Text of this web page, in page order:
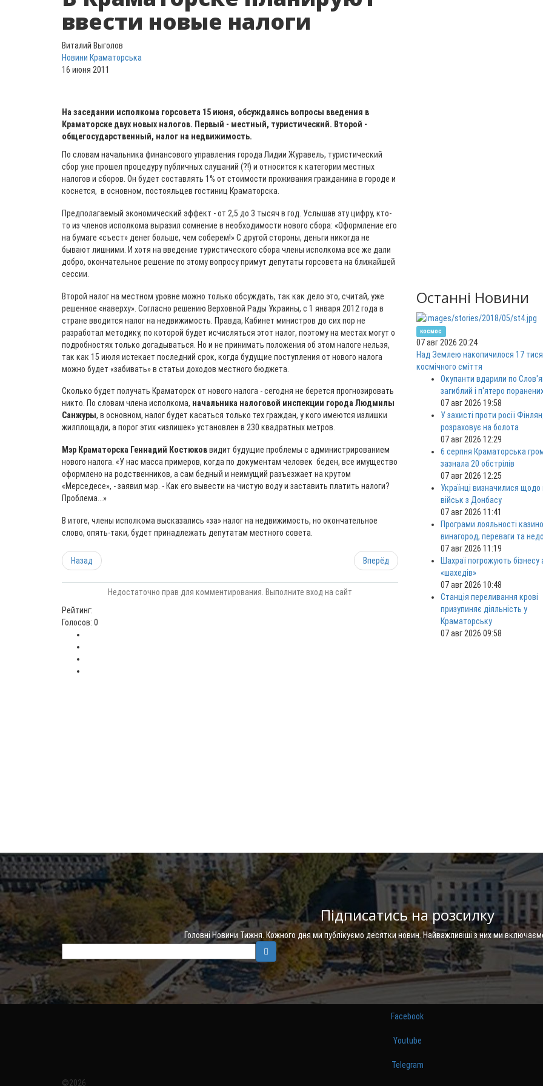
ввести новые налоги
Виталий Выголов
Новини Краматорська
16 июня 2011
На заседании исполкома горсовета 15 июня, обсуждались вопросы введения в
Краматорске двух новых налогов. Первый - местный, туристический. Второй -
общегосударственный, налог на недвижимость.
По словам начальника финансового управления города Лидии Журавель, туристический
сбор уже прошел процедуру публичных слушаний (?!) и относится к категории местных
налогов и сборов. Он будет составлять 1% от стоимости проживания гражданина в городе и
коснется, в основном, постояльцев гостиниц Краматорска.
Предполагаемый экономический эффект - от 2,5 до 3 тысяч в год. Услышав эту цифру, кто-
то из членов исполкома выразил сомнение в необходимости нового сбора: «Оформление его
на бумаге «съест» денег больше, чем соберем!» С другой стороны, деньги никогда не
бывают лишними. И хотя на введение туристического сбора члены исполкома все же дали
добро, окончательное решение по этому вопросу примут депутаты горсовета на ближайшей
сессии.
Второй налог на местном уровне можно только обсуждать, так как дело это, считай, уже
решенное «наверху». Согласно решению Верховной Рады Украины, с 1 января 2012 года в
стране вводится налог на недвижимость. Правда, Кабинет министров до сих пор не
разработал методику, по которой будет исчисляться этот налог, поэтому на местах могут о
подробностях только догадываться. Но и не принимать положения об этом налоге нельзя,
так как 15 июля истекает последний срок, когда будущие поступления от нового налога
можно будет «забивать» в статьи доходов местного бюджета.
Сколько будет получать Краматорск от нового налога - сегодня не берется прогнозировать
никто. По словам члена исполкома, начальника налоговой инспекции города Людмилы
Санжуры, в основном, налог будет касаться только тех граждан, у кого имеются излишки
жилплощади, а порог этих «излишек» установлен в 230 квадратных метров.
Мэр Краматорска Геннадий Костюковвидит будущие проблемы с администрированием
нового налога. «У нас масса примеров, когда по документам человек беден, все имущество
оформлено на родственников, а сам бедный и неимущий разъезжает на крутом
«Мерседесе», - заявил мэр. - Как его вывести на чистую воду и заставить платить налоги?
Проблема...»
В итоге, члены исполкома высказались «за» налог на недвижимость, но окончательное
слово, опять-таки, будет принадлежать депутатам местного совета.
Назад Вперёд
Недостаточно прав для комментирования. Выполните вход на сайт
Рейтинг:
Голосов: 0
Останні Новини
космос
07 авг 2026 20:24
Над Землею накопичилося 17
космічного сміття
Окупанти вдарили по
загиблий і п'ятеро
07 авг 2026 19:58
У захисті проти росії
розраховує на болота
07 авг 2026 12:29
6 серпня Краматорська
зазнала 20 обстрілів
07 авг 2026 12:25
Українці визначилися щодо
військ з Донбасу
07 авг 2026 11:41
Програми лояльності
винагород, переваги та
07 авг 2026 11:19
Шахраї погрожують бізнесу
«шахедів»
07 авг 2026 10:48
Станція переливання крові
призупиняє діяльність у
Краматорську
07 авг 2026 09:58
Підписатись на розсилку
Головні Новини Тижня. Кожного дня ми публікуємо десятки новин. Найважливіші з них ми
Facebook
Youtube
Telegram
©2026